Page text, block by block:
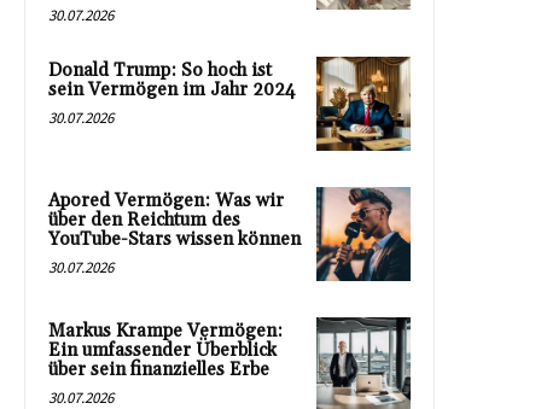
30.07.2026
Donald Trump: So hoch ist
sein Vermögen im Jahr 2024
30.07.2026
Apored Vermögen: Was wir
über den Reichtum des
YouTube-Stars wissen können
30.07.2026
Markus Krampe Vermögen:
Ein umfassender Überblick
über sein finanzielles Erbe
30.07.2026